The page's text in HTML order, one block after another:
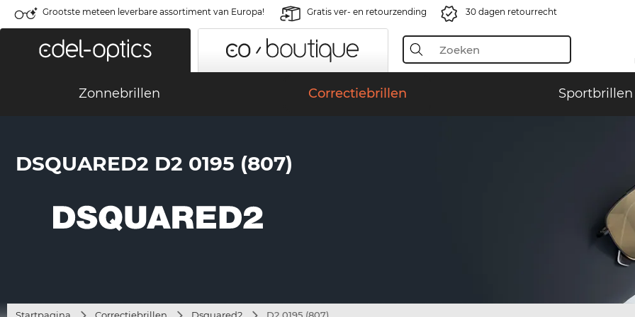
Grootste meteen leverbare assortiment van Europa! Gratis ver- en retourzending 30 dagen retourrecht
Zonnebrillen Correctiebrillen Sportbrillen
DSQUARED2 D2 0195 (807)